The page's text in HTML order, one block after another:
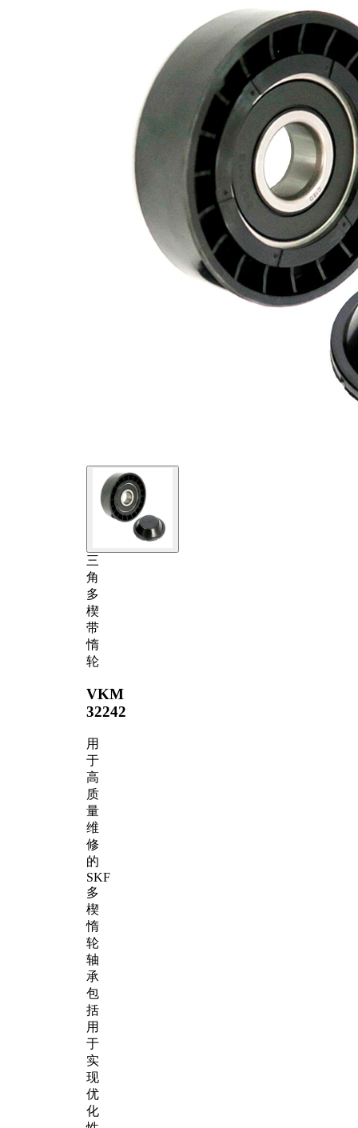
三
角
多
楔
带
惰
轮
VKM
32242
用
于
高
质
量
维
修
的
SKF
多
楔
惰
轮
轴
承
包
括
用
于
实
现
优
化
23